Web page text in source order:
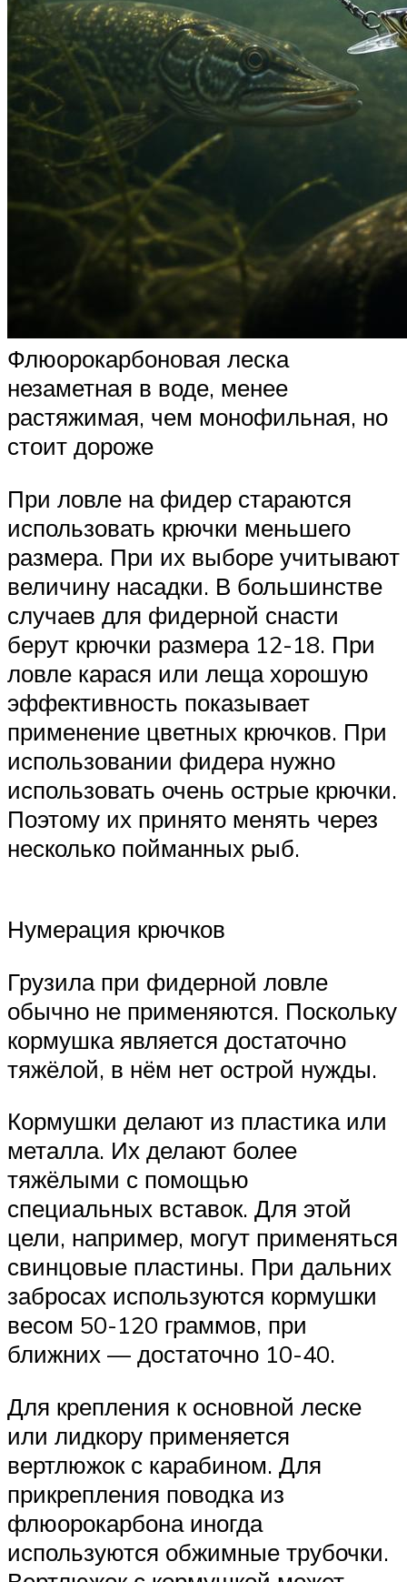
Флюорокарбоновая леска
незаметная в воде, менее
растяжимая, чем монофильная, но
стоит дороже
При ловле на фидер стараются
использовать крючки меньшего
размера. При их выборе учитывают
величину насадки. В большинстве
случаев для фидерной снасти
берут крючки размера 12-18. При
ловле карася или леща хорошую
эффективность показывает
применение цветных крючков. При
использовании фидера нужно
использовать очень острые крючки.
Поэтому их принято менять через
несколько пойманных рыб.
Нумерация крючков
Грузила при фидерной ловле
обычно не применяются. Поскольку
кормушка является достаточно
тяжёлой, в нём нет острой нужды.
Кормушки делают из пластика или
металла. Их делают более
тяжёлыми с помощью
специальных вставок. Для этой
цели, например, могут применяться
свинцовые пластины. При дальних
забросах используются кормушки
весом 50-120 граммов, при
ближних — достаточно 10-40.
Для крепления к основной леске
или лидкору применяется
вертлюжок с карабином. Для
прикрепления поводка из
флюорокарбона иногда
используются обжимные трубочки.